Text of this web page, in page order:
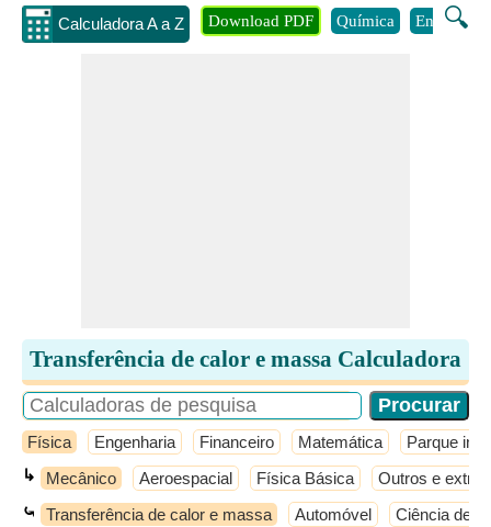
Calculadora A a Z 🔍
Download PDF Química
Transferência de calor e massa Calculadora
Física Engenharia Financeiro Matemática Parque
↳ Mecânico Aeroespacial Física Básica Outros e extras
⤿ Transferência de calor e massa Automóvel Ciência de